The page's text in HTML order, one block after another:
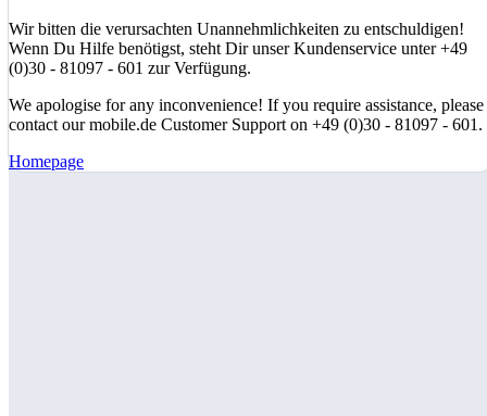
Wir bitten die verursachten Unannehmlichkeiten zu entschuldigen!
Wenn Du Hilfe benötigst, steht Dir unser Kundenservice unter +49
(0)30 - 81097 - 601 zur Verfügung.
We apologise for any inconvenience! If you require assistance, please
contact our mobile.de Customer Support on +49 (0)30 - 81097 - 601.
Homepage